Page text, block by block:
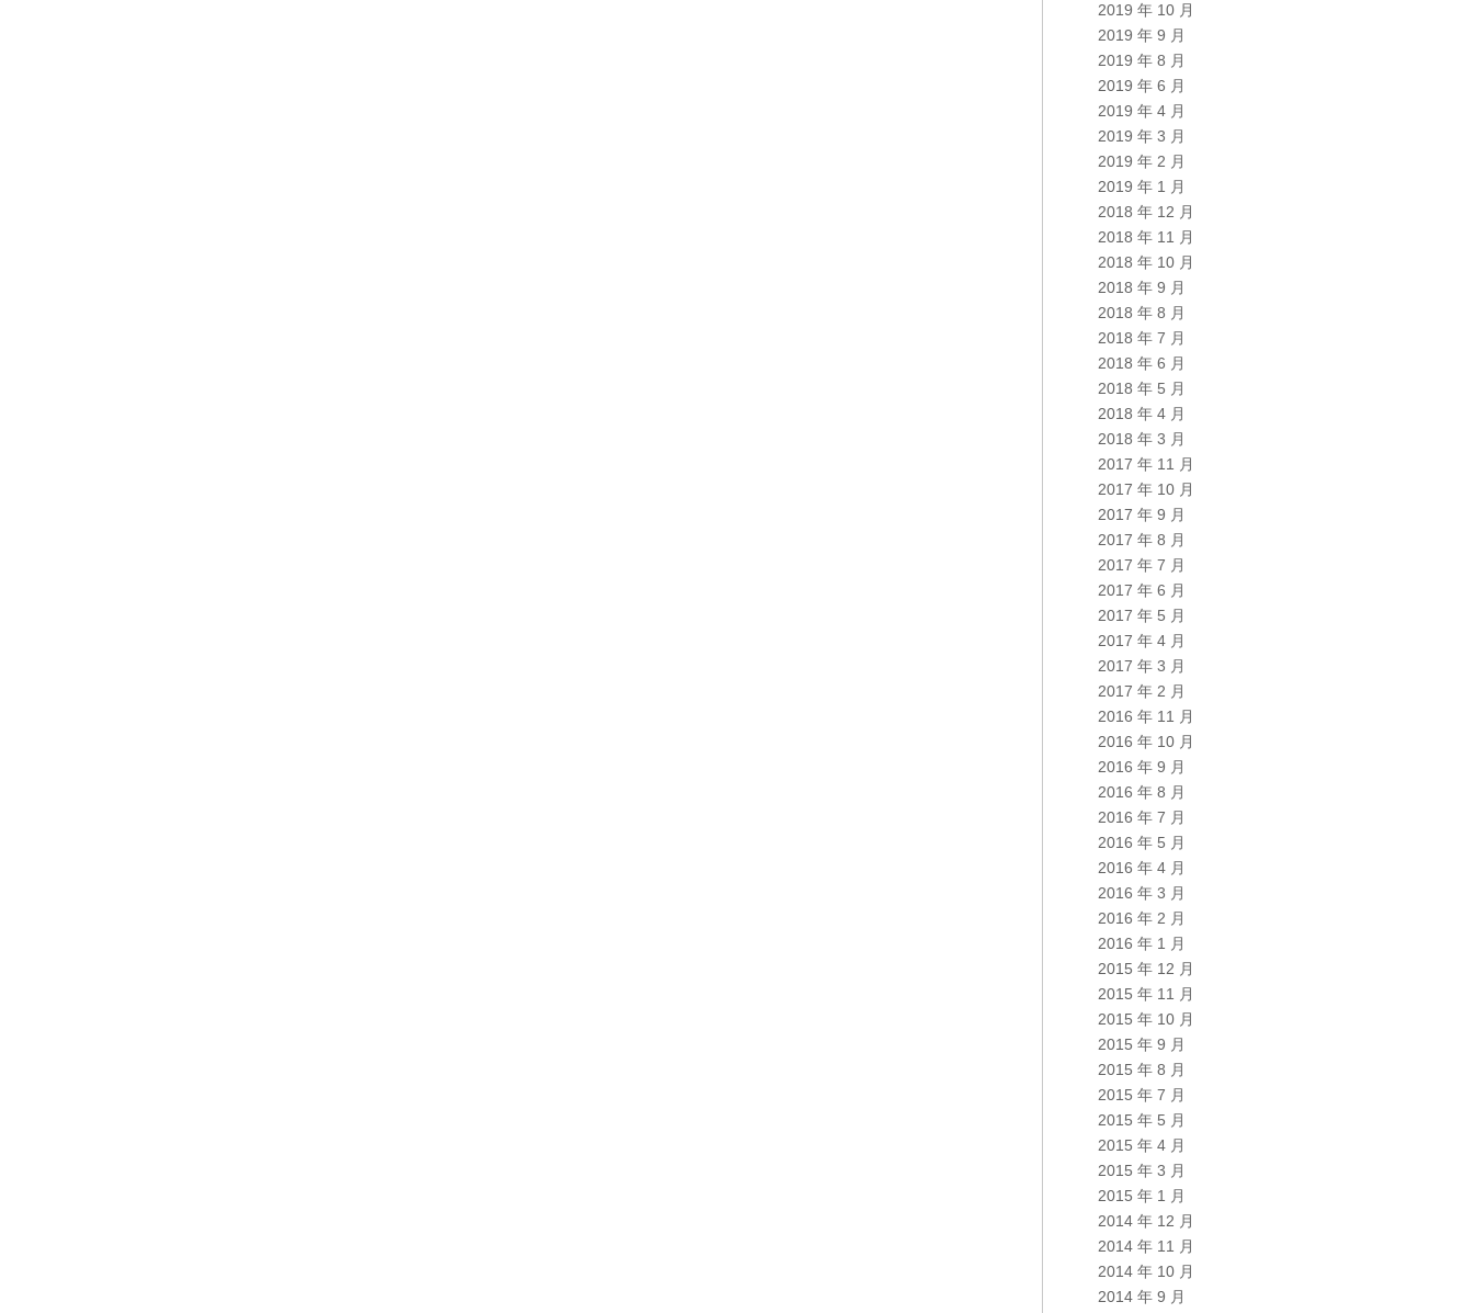
2019 年 10 月
2019 年 9 月
2019 年 8 月
2019 年 6 月
2019 年 4 月
2019 年 3 月
2019 年 2 月
2019 年 1 月
2018 年 12 月
2018 年 11 月
2018 年 10 月
2018 年 9 月
2018 年 8 月
2018 年 7 月
2018 年 6 月
2018 年 5 月
2018 年 4 月
2018 年 3 月
2017 年 11 月
2017 年 10 月
2017 年 9 月
2017 年 8 月
2017 年 7 月
2017 年 6 月
2017 年 5 月
2017 年 4 月
2017 年 3 月
2017 年 2 月
2016 年 11 月
2016 年 10 月
2016 年 9 月
2016 年 8 月
2016 年 7 月
2016 年 5 月
2016 年 4 月
2016 年 3 月
2016 年 2 月
2016 年 1 月
2015 年 12 月
2015 年 11 月
2015 年 10 月
2015 年 9 月
2015 年 8 月
2015 年 7 月
2015 年 5 月
2015 年 4 月
2015 年 3 月
2015 年 1 月
2014 年 12 月
2014 年 11 月
2014 年 10 月
2014 年 9 月